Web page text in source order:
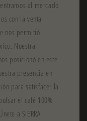
al mercado
con la venta
nos permitió
Nuestra
posicionó en este
presencia en
para satisfacer la
el café 100%
a SIERRA